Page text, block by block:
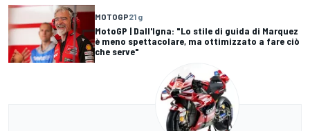
MOTOGP21 g
MotoGP | Dall'Igna: "Lo stile di guida di Marquez
è meno spettacolare, ma ottimizzato a fare ciò
che serve"